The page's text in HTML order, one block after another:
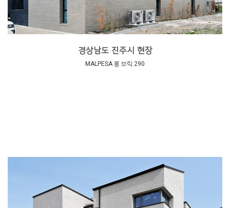
경상남도 진주시 현장
MALPESA 롱 브릭 290